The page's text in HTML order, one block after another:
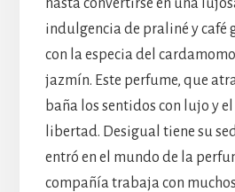
hasta convertirse en una
indulgencia de praliné y café
con la especia del
jazmín. Este perfume, que
baña los sentidos con lujo y
libertad. Desigual tiene su
entró en el mundo de la
compañía trabaja con